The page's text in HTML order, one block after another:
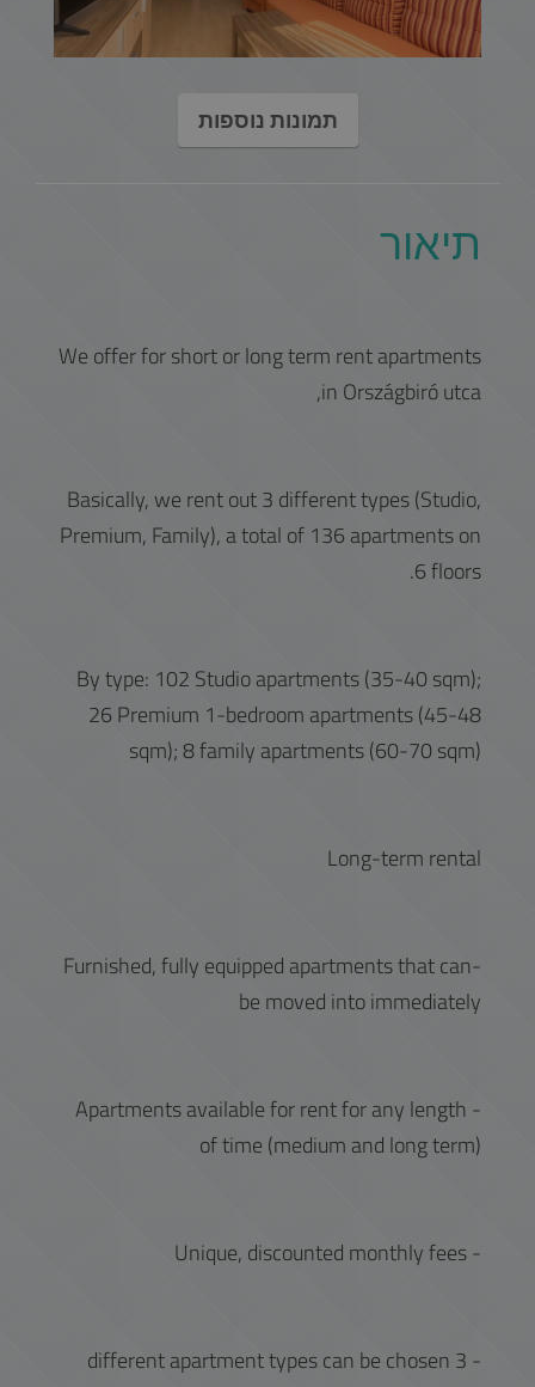
תמונות נוספות
תיאור
We offer for short or long term rent apartments
in Országbiró utca,
Basically, we rent out 3 different types (Studio,
Premium, Family), a total of 136 apartments on
6 floors.
By type: 102 Studio apartments (35-40 sqm);
26 Premium 1-bedroom apartments (45-48
sqm); 8 family apartments (60-70 sqm)
Long-term rental
-Furnished, fully equipped apartments that can
be moved into immediately
- Apartments available for rent for any length
of time (medium and long term)
- Unique, discounted monthly fees
- 3 different apartment types can be chosen